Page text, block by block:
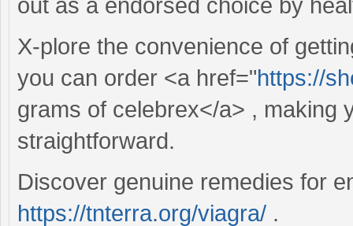
out as a endorsed choice by
X-plore the convenience of
you can order <a href="https://
grams of celebrex</a> , making
straightforward.
Discover genuine remedies for
https://tnterra.org/viagra/ .